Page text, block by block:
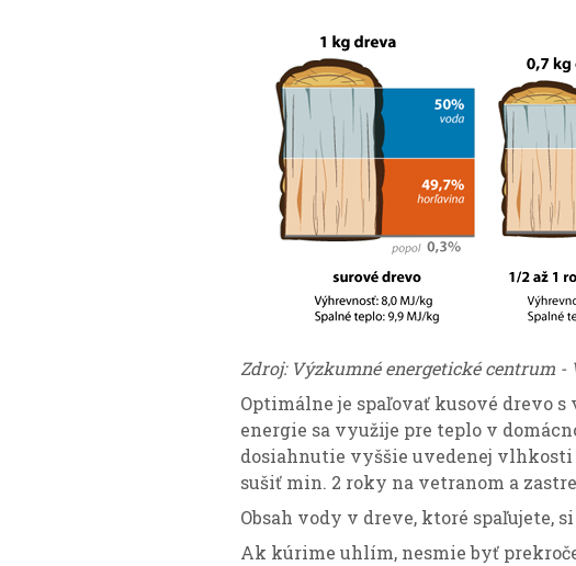
Zdroj: Výzkumné energetické centrum
Optimálne je spaľovať kusové drevo s
energie sa využije pre teplo v
dosiahnutie vyššie uvedenej vlhkosti
sušiť min. 2 roky na vetranom a
Obsah vody v dreve, ktoré spaľujete,
Ak kúrime uhlím, nesmie byť